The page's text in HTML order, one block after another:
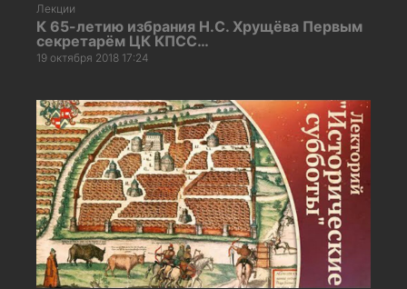
Лекции
К 65-летию избрания Н.С. Хрущёва Первым
секретарём ЦК КПСС…
19 октября 2018 17:24